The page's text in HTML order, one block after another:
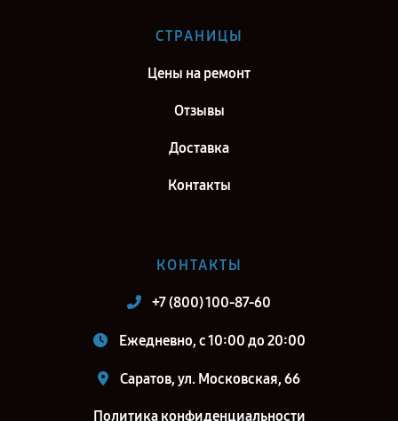
Ремонт тепловизионного бинокуляра Fortuna General 19S6 в г.
Ремонт тепловизионного бинокуляра Fortuna General 19S6 в г.
Санкт-Петербург
СТРАНИЦЫ
Цены на ремонт
Отзывы
Доставка
Контакты
КОНТАКТЫ
+7 (800) 100-87-60
Ежедневно, с 10:00 до 20:00
Саратов, ул. Московская, 66
Политика конфиденциальности